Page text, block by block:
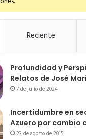
Reciente
Profundidad y
Relatos de José
7 de julio de 2024
Incertidumbre en
Azuero por cambio
23 de agosto de 2015